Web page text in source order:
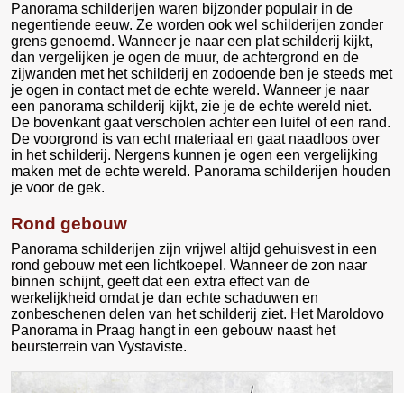
Panorama schilderijen waren bijzonder populair in de
negentiende eeuw. Ze worden ook wel schilderijen zonder
grens genoemd. Wanneer je naar een plat schilderij kijkt,
dan vergelijken je ogen de muur, de achtergrond en de
zijwanden met het schilderij en zodoende ben je steeds met
je ogen in contact met de echte wereld. Wanneer je naar
een panorama schilderij kijkt, zie je de echte wereld niet.
De bovenkant gaat verscholen achter een luifel of een rand.
De voorgrond is van echt materiaal en gaat naadloos over
in het schilderij. Nergens kunnen je ogen een vergelijking
maken met de echte wereld. Panorama schilderijen houden
je voor de gek.
Rond gebouw
Panorama schilderijen zijn vrijwel altijd gehuisvest in een
rond gebouw met een lichtkoepel. Wanneer de zon naar
binnen schijnt, geeft dat een extra effect van de
werkelijkheid omdat je dan echte schaduwen en
zonbeschenen delen van het schilderij ziet. Het Maroldovo
Panorama in Praag hangt in een gebouw naast het
beursterrein van Vystaviste.